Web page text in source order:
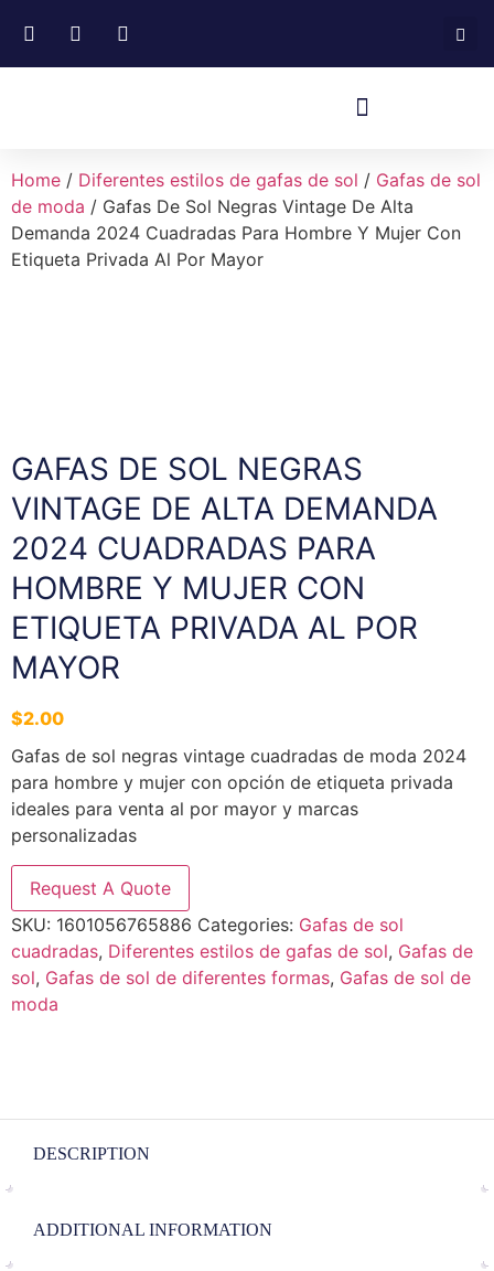
Home / Diferentes estilos de gafas de sol / Gafas de sol
de moda / Gafas De Sol Negras Vintage De Alta
Demanda 2024 Cuadradas Para Hombre Y Mujer Con
Etiqueta Privada Al Por Mayor
GAFAS DE SOL NEGRAS
VINTAGE DE ALTA DEMANDA
2024 CUADRADAS PARA
HOMBRE Y MUJER CON
ETIQUETA PRIVADA AL POR
MAYOR
$2.00
Gafas de sol negras vintage cuadradas de moda 2024
para hombre y mujer con opción de etiqueta privada
ideales para venta al por mayor y marcas
personalizadas
Request A Quote
SKU: 1601056765886 Categories: Gafas de sol
cuadradas, Diferentes estilos de gafas de sol, Gafas de
sol, Gafas de sol de diferentes formas, Gafas de sol de
moda
DESCRIPTION
ADDITIONAL INFORMATION